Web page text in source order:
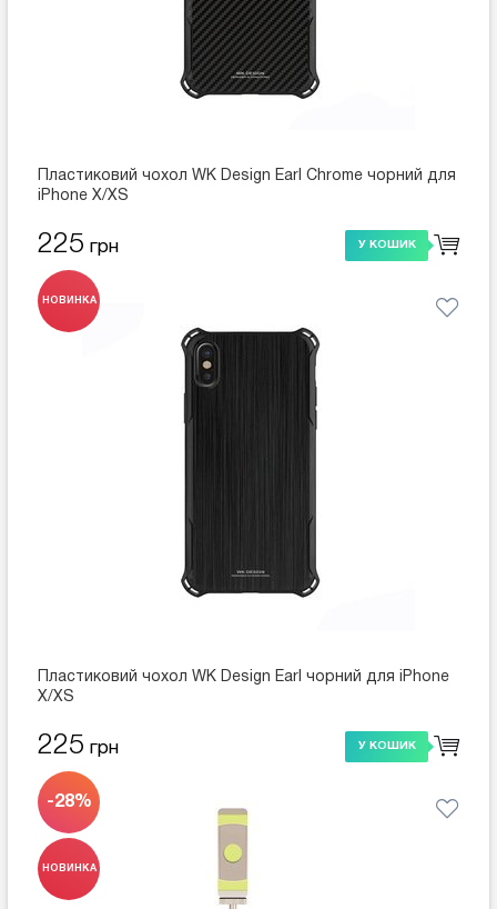
Пластиковий чохол WK Design Earl Chrome чорний для
iPhone X/XS
225 грн У КОШИК
НОВИНКА
Пластиковий чохол WK Design Earl чорний для iPhone
X/XS
225 грн У КОШИК
-28%
НОВИНКА